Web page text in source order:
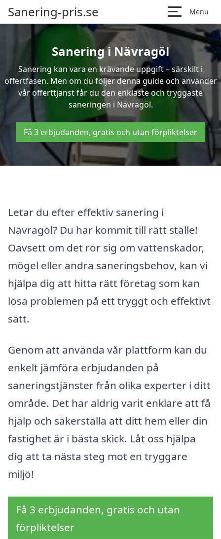
Sanering-pris.se Menu
Sanering i Nävragöl
Sanering kan vara en krävande uppgift – särskilt i
offertfasen. Men om du följer denna guide och använder
vår offerttjänst får du den enklaste och tryggaste
saneringen i Nävragöl.
Få 3 erbjudanden, gratis och utan förpliktelser
Letar du efter effektiv sanering i
Nävragöl? Du har kommit till rätt ställe!
Oavsett om det rör sig om vattenskador,
mögel eller andra saneringsbehov, kan vi
hjälpa dig att hitta rätt företag som kan
lösa problemen på ett tryggt och effektivt
sätt.
Genom att använda vår plattform kan du
enkelt jämföra erbjudanden på
saneringstjänster från olika experter i ditt
område. Det har aldrig varit enklare att få
hjälp och säkerställa att ditt hem eller din
fastighet är i bästa skick. Låt oss hjälpa
dig att ta nästa steg mot en tryggare
miljö!
Få 3 erbjudanden, gratis och utan
förpliktelser